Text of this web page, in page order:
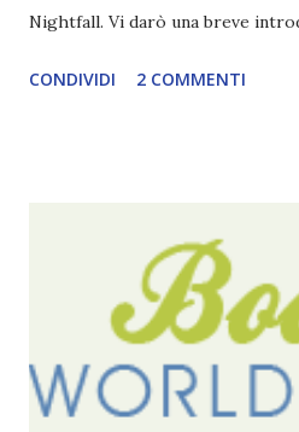
Nightfall. Vi darò una breve
e anche un breve commento
Pagine: 448 Editore: Newton
Pubblicazione: 10 Gennaio 2023
Trama: “Si chiama Michael
mio ragazzo ed è come quei film
coprendoti gli occhi. È
CONDIVIDI 2 COMMENTI